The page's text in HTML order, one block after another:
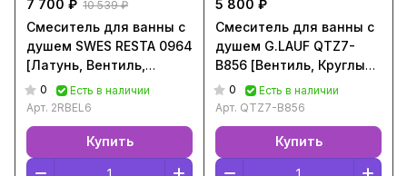
7 700 ₽ 10 539 ₽
Смеситель для ванны с
душем SWES RESTA 0964
[Латунь, Вентиль,
Круглый, Хром, 2RBEL6]
0
Есть в наличии
Арт. 2RBEL6
Купить
5 800 ₽
Смеситель для ванны с
душем G.LAUF QTZ7-
B856 [Вентиль, Круглый,
Хром, QTZ7-B856]
0
Есть в наличии
Арт. QTZ7-B856
Купить